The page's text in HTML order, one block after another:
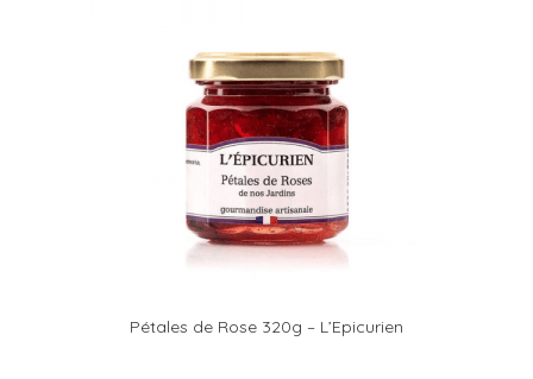
Pétales de Rose 320g – L’Epicurien